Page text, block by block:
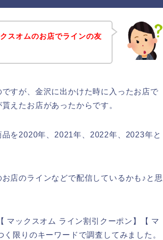
スオムのお店でラインの友
すが、金沢に出かけた時に入ったお店で
えたお店があったからです。
を2020年、2021年、2022年、2023年と
店のラインなどで配信しているかも♪と思
マックスオム ライン割引クーポン】【 マ
限りのキーワードで調査してみました。